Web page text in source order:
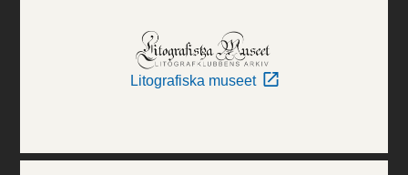
Litografiska museet